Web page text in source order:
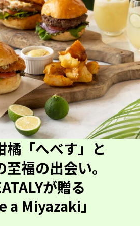
橘「へべす」と
福の出会い。
が贈る
a Miyazaki」